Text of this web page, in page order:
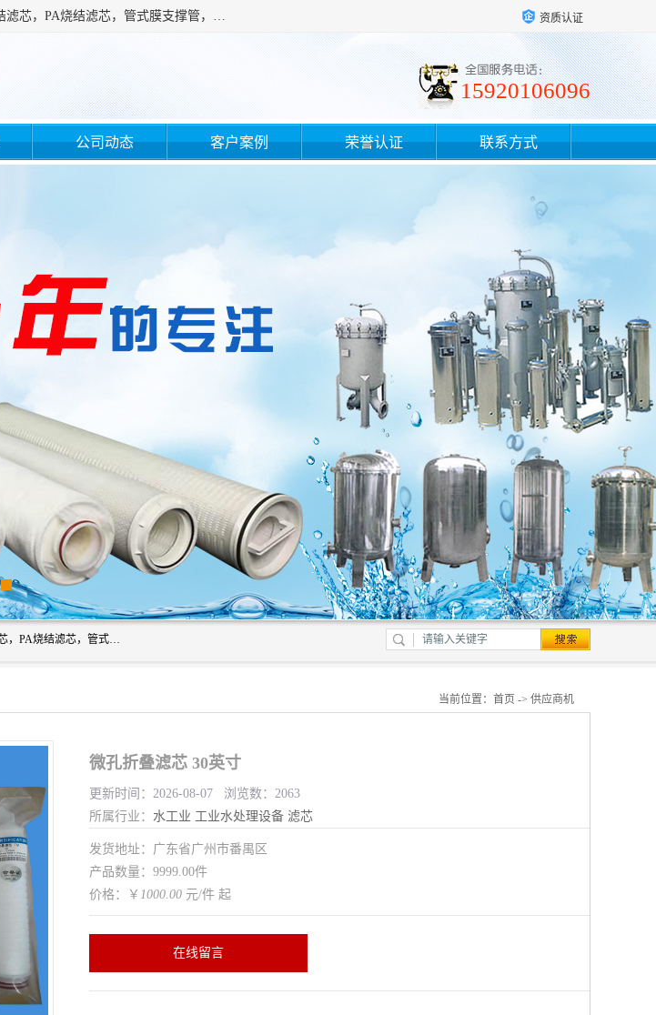
广州滤源过滤器材有限公司主营经营产品有：PTFE烧结滤芯、PE滤芯，烧结滤芯，PE烧结滤芯，PA烧结滤芯，管式膜支撑管，真空上料机滤芯，粉末烧结滤芯，止溢滤芯，吸头滤芯，湿化瓶滤芯、不锈钢烧结滤芯等。公司现拥有一批精干的管理人员和一支高素质的技术队伍，舒适优雅的办公环境和拥有全新现代化标准厂房。 资质认证
15920106096
公司动态 客户案例 荣誉认证 联系方式
广州滤源过滤器材有限公司主营经营产品有：PTFE烧结滤芯、PE滤芯，烧结滤芯，PE烧结滤芯，PA烧结滤芯，管式膜支撑管，真空上料机滤芯，粉末烧结滤芯，止溢滤芯，吸头滤芯，湿化瓶滤芯、不锈钢烧结滤芯等。公司现拥有一批精干的管理人员和一支高素质的技术队伍，舒适优雅的办公环境和拥有全新现代化标准厂房。
当前位置： 首页 -> 供应商机
微孔折叠滤芯 30英寸
更新时间：2026-08-07 浏览数：2063
所属行业： 水工业 工业水处理设备 滤芯
发货地址：广东省广州市番禺区
产品数量：9999.00件
价格：￥ 1000.00 元/件 起
在线留言